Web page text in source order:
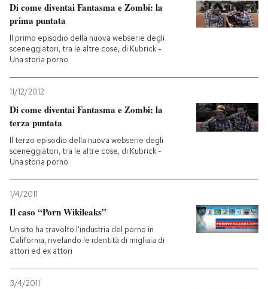
Di come diventai Fantasma e Zombi: la
prima puntata
Il primo episodio della nuova webserie degli
sceneggiatori, tra le altre cose, di Kubrick -
Una storia porno
11/12/2012
Di come diventai Fantasma e Zombi: la
terza puntata
Il terzo episodio della nuova webserie degli
sceneggiatori, tra le altre cose, di Kubrick -
Una storia porno
1/4/2011
Il caso “Porn Wikileaks”
Un sito ha travolto l'industria del porno in
California, rivelando le identità di migliaia di
attori ed ex attori
3/4/2011